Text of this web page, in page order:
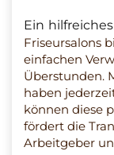
Ein hilfreiches
Friseursalons
einfachen
Überstunden.
haben
können diese
fördert die
Arbeitgeber